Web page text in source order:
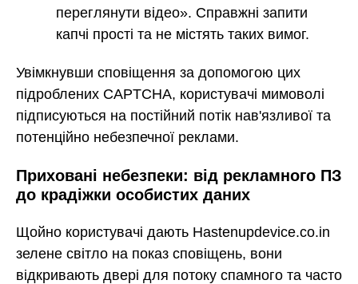
переглянути відео». Справжні запити
капчі прості та не містять таких вимог.
Увімкнувши сповіщення за допомогою цих
підроблених CAPTCHA, користувачі мимоволі
підписуються на постійний потік нав'язливої та
потенційно небезпечної реклами.
Приховані небезпеки: від рекламного ПЗ
до крадіжки особистих даних
Щойно користувачі дають Hastenupdevice.co.in
зелене світло на показ сповіщень, вони
відкривають двері для потоку спамного та часто